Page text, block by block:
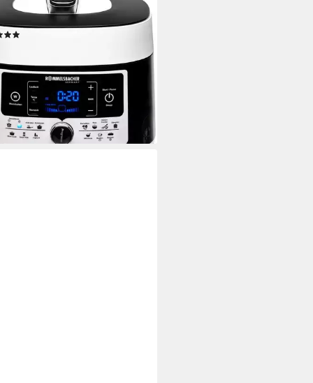
MD 1000 "MeinHans",
4 l Schüssel
- am nächsten Werktag bei dir